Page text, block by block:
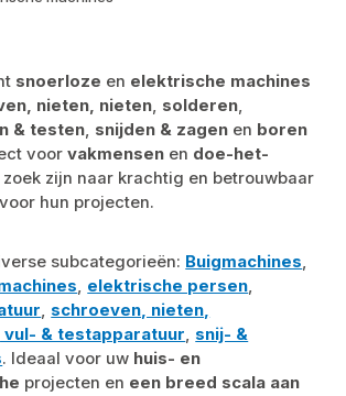
snoerloze en elektrische machines
nieten, nieten, solderen,
& testen, snijden & zagen en boren
voorvakmensen en doe-het-
zoek zijn naar krachtig en betrouwbaar
voor hun projecten.
subcategorieën: Buigmachines,
, elektrische persen,
, schroeven, nieten,
& testapparatuur, snij- &
. Ideaal voor uw huis- en
projecten en een breed scala aan